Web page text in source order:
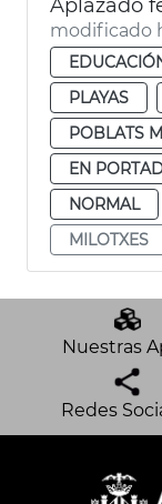
Aplazado
modificado
PLAYAS
POBLATS
EN
NORMAL
MILOTXES
Nuestras
Redes